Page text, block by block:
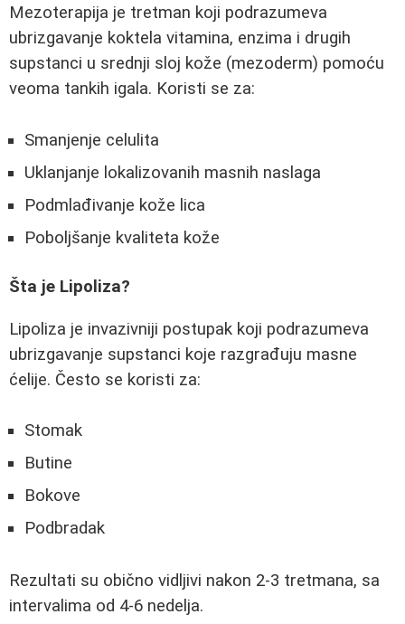
Mezoterapija je tretman koji podrazumeva
ubrizgavanje koktela vitamina, enzima i drugih
supstanci u srednji sloj kože (mezoderm) pomoću
veoma tankih igala. Koristi se za:
Smanjenje celulita
Uklanjanje lokalizovanih masnih naslaga
Podmlađivanje kože lica
Poboljšanje kvaliteta kože
Šta je Lipoliza?
Lipoliza je invazivniji postupak koji podrazumeva
ubrizgavanje supstanci koje razgrađuju masne
ćelije. Često se koristi za:
Stomak
Butine
Bokove
Podbradak
Rezultati su obično vidljivi nakon 2-3 tretmana, sa
intervalima od 4-6 nedelja.